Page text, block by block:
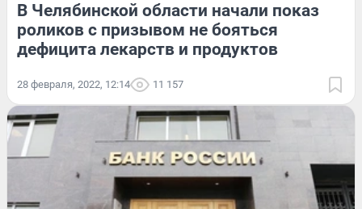
В Челябинской области начали показ
роликов с призывом не бояться
дефицита лекарств и продуктов
28 февраля, 2022, 12:14 11 157